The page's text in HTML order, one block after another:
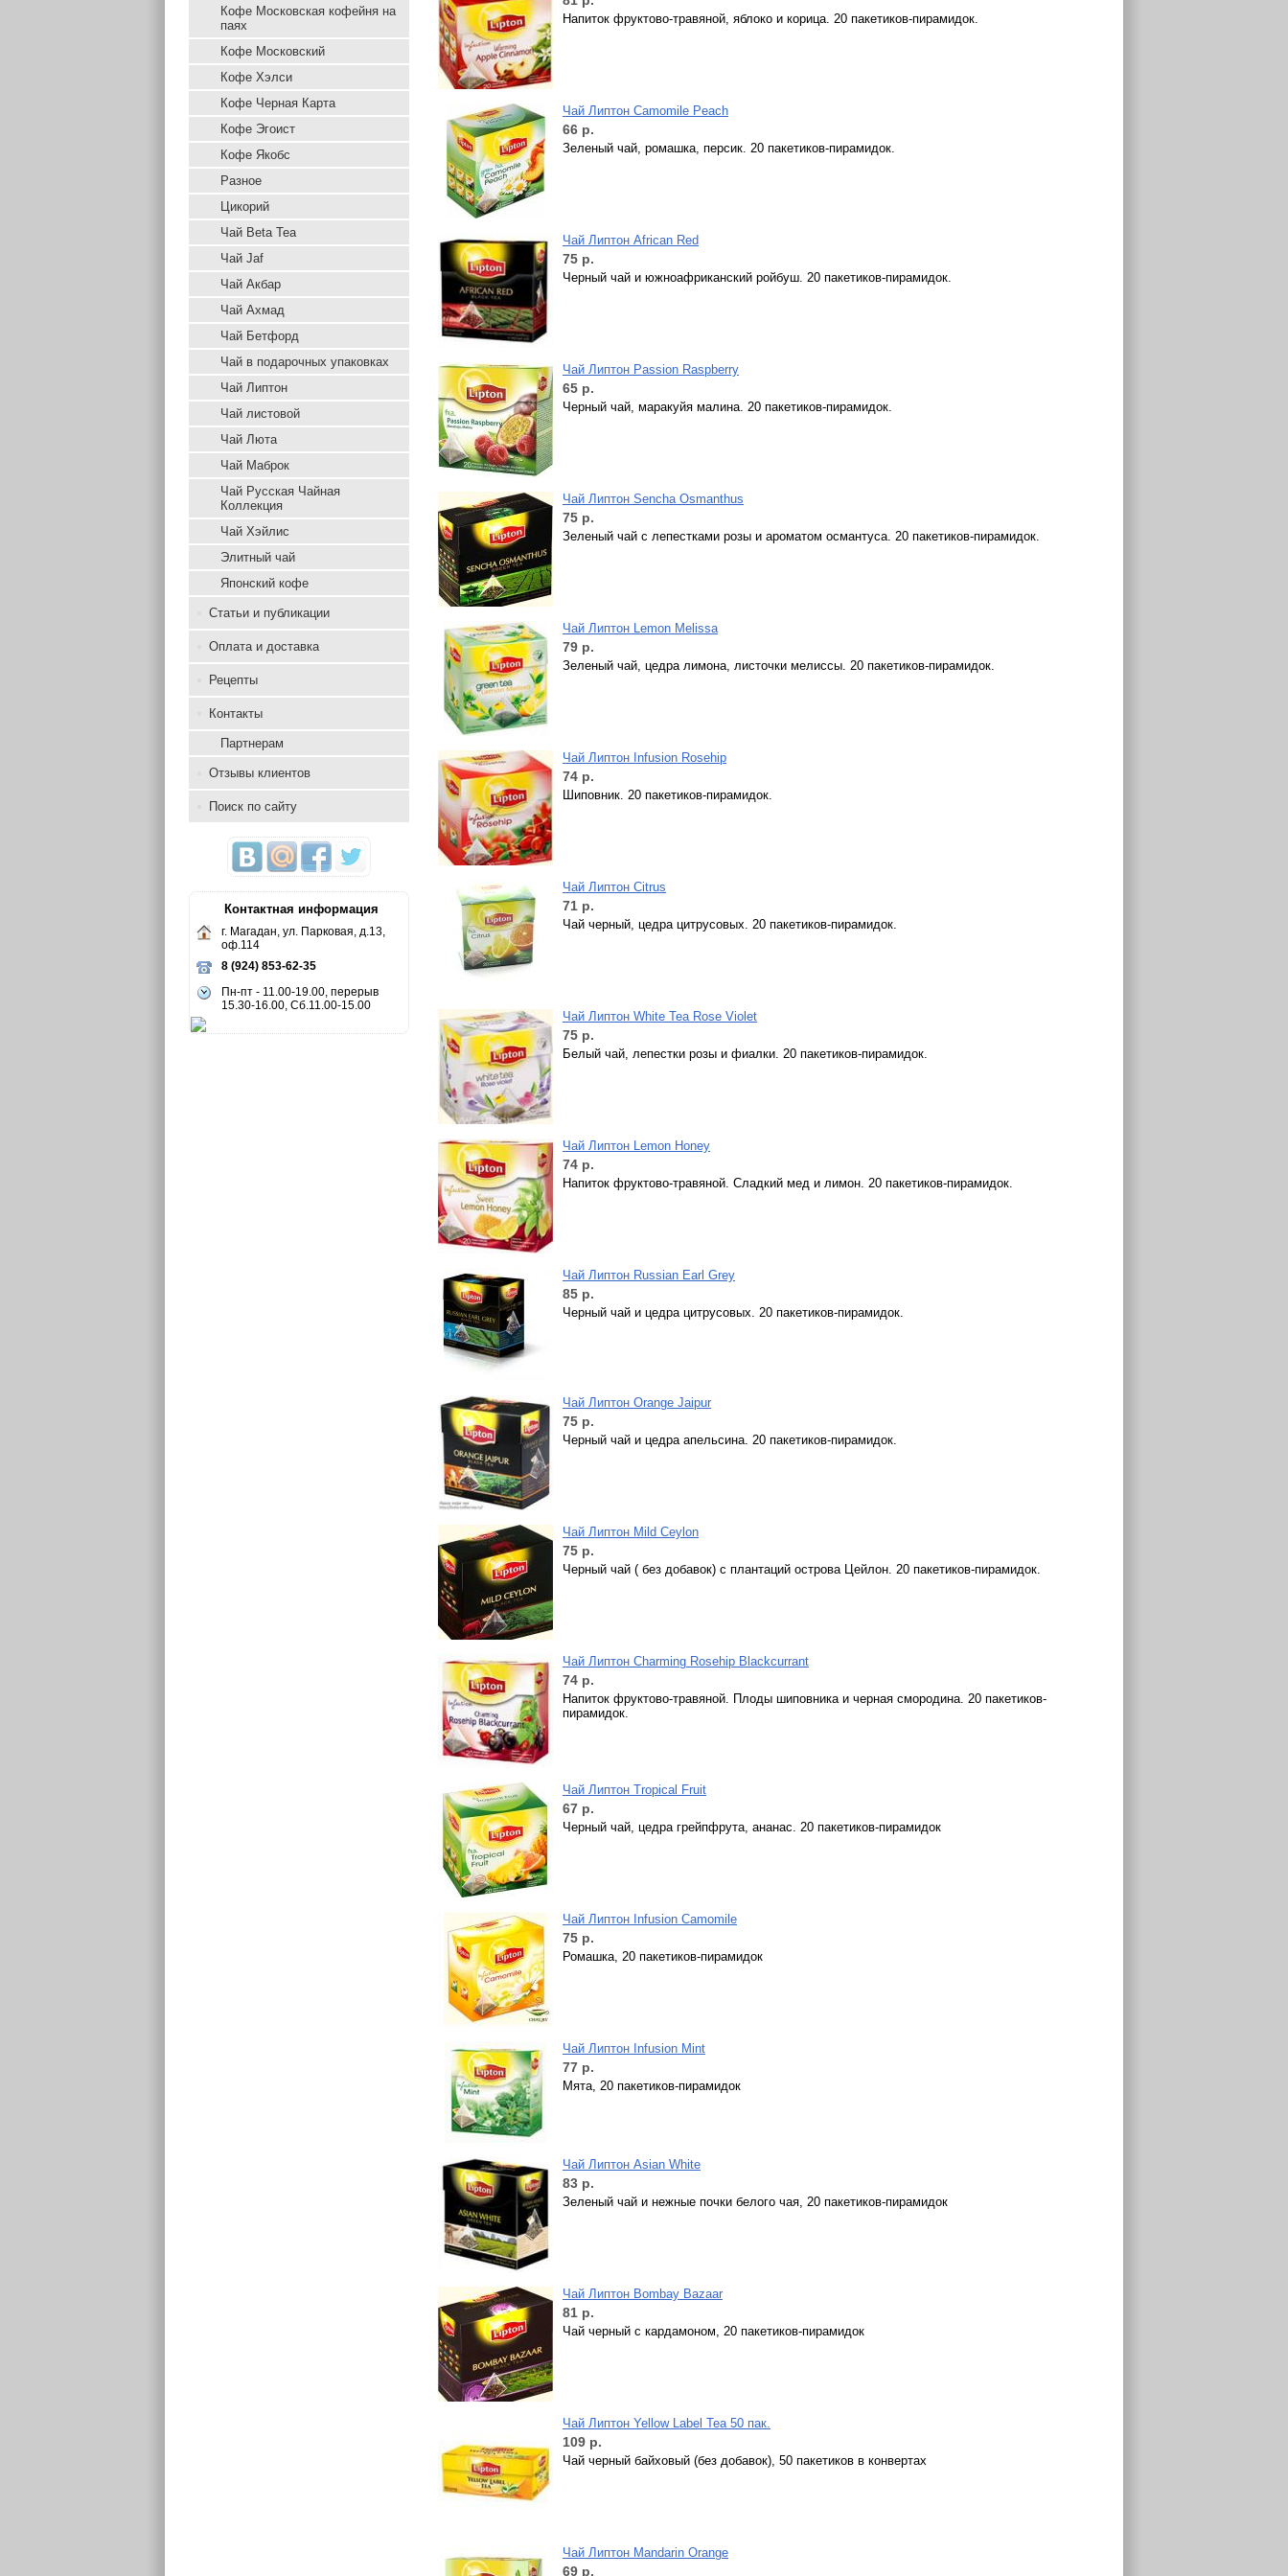
Напиток фруктово-травяной, яблоко и корица. 20 пакетиков-пирамидок.
Чай Липтон Camomile Peach
66 р.
Зеленый чай, ромашка, персик. 20 пакетиков-пирамидок.
Чай Липтон African Red
75 р.
Черный чай и южноафриканский ройбуш. 20 пакетиков-пирамидок.
Чай Липтон Passion Raspberry
65 р.
Черный чай, маракуйя малина. 20 пакетиков-пирамидок.
Чай Липтон Sencha Osmanthus
75 р.
Зеленый чай с лепестками розы и ароматом османтуса. 20 пакетиков-пирамидок.
Чай Липтон Lemon Melissa
79 р.
Зеленый чай, цедра лимона, листочки мелиссы. 20 пакетиков-пирамидок.
Чай Липтон Infusion Rosehip
74 р.
Шиповник. 20 пакетиков-пирамидок.
Чай Липтон Citrus
71 р.
Чай черный, цедра цитрусовых. 20 пакетиков-пирамидок.
Чай Липтон White Tea Rose Violet
75 р.
Белый чай, лепестки розы и фиалки. 20 пакетиков-пирамидок.
Чай Липтон Lemon Honey
74 р.
Напиток фруктово-травяной. Сладкий мед и лимон. 20 пакетиков-пирамидок.
Чай Липтон Russian Earl Grey
85 р.
Черный чай и цедра цитрусовых. 20 пакетиков-пирамидок.
Чай Липтон Orange Jaipur
75 р.
Черный чай и цедра апельсина. 20 пакетиков-пирамидок.
Чай Липтон Mild Ceylon
75 р.
Черный чай ( без добавок) с плантаций острова Цейлон. 20 пакетиков-пирамидок.
Чай Липтон Charming Rosehip Blackcurrant
74 р.
Напиток фруктово-травяной. Плоды шиповника и черная смородина. 20 пакетиков-
пирамидок.
Чай Липтон Tropical Fruit
67 р.
Черный чай, цедра грейпфрута, ананас. 20 пакетиков-пирамидок
Чай Липтон Infusion Camomile
75 р.
Ромашка, 20 пакетиков-пирамидок
Чай Липтон Infusion Mint
77 р.
Мята, 20 пакетиков-пирамидок
Чай Липтон Asian White
83 р.
Зеленый чай и нежные почки белого чая, 20 пакетиков-пирамидок
Чай Липтон Bombay Bazaar
81 р.
Чай черный с кардамоном, 20 пакетиков-пирамидок
Чай Липтон Yellow Label Tea 50 пак.
109 р.
Чай черный байховый (без добавок), 50 пакетиков в конвертах
Чай Липтон Mandarin Orange
69 р.
Кофе Московская кофейня на
паях
Кофе Московский
Кофе Хэлси
Кофе Черная Карта
Кофе Эгоист
Кофе Якобс
Разное
Цикорий
Чай Beta Tea
Чай Jaf
Чай Акбар
Чай Ахмад
Чай Бетфорд
Чай в подарочных упаковках
Чай Липтон
Чай листовой
Чай Люта
Чай Маброк
Чай Русская Чайная
Коллекция
Чай Хэйлис
Элитный чай
Японский кофе
Статьи и публикации
Оплата и доставка
Рецепты
Контакты
Партнерам
Отзывы клиентов
Поиск по сайту
Контактная информация
г. Магадан, ул. Парковая, д.13,
оф.114
8 (924) 853-62-35
Пн-пт - 11.00-19.00, перерыв
15.30-16.00, Сб.11.00-15.00